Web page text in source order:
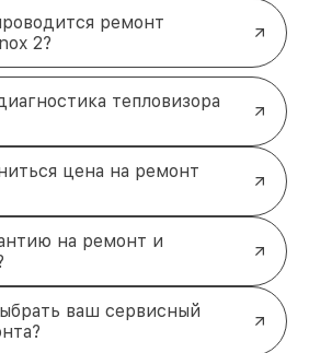
ремонт
2?
тепловизора
цена на ремонт
на ремонт и
ваш сервисный